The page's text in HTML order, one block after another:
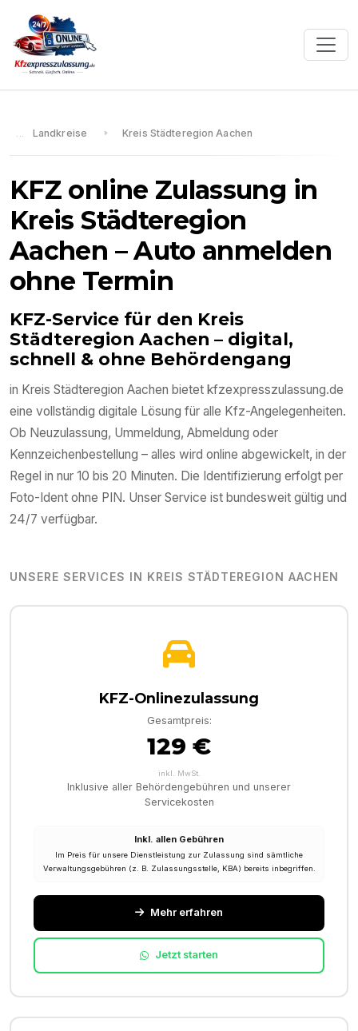
Landkreise Kreis Städteregion Aachen
KFZ online Zulassung in
Kreis Städteregion
Aachen – Auto anmelden
ohne Termin
KFZ-Service für den Kreis
Städteregion Aachen – digital,
schnell & ohne Behördengang
in Kreis Städteregion Aachen bietet kfzexpresszulassung.de
eine vollständig digitale Lösung für alle Kfz-Angelegenheiten.
Ob Neuzulassung, Ummeldung, Abmeldung oder
Kennzeichenbestellung – alles wird online abgewickelt, in der
Regel in nur 10 bis 20 Minuten. Die Identifizierung erfolgt per
Foto-Ident ohne PIN. Unser Service ist bundesweit gültig und
24/7 verfügbar.
UNSERE SERVICES IN KREIS STÄDTEREGION AACHEN
KFZ-Onlinezulassung
Gesamtpreis:
129 €
inkl. MwSt.
Inklusive aller Behördengebühren und unserer
Servicekosten
Inkl. allen Gebühren
Im Preis für unsere Dienstleistung zur Zulassung sind sämtliche
Verwaltungsgebühren (z. B. Zulassungsstelle, KBA) bereits inbegriffen.
Mehr erfahren
Jetzt starten